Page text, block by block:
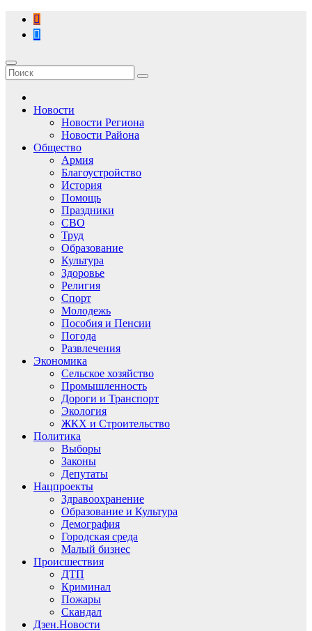
Перейти
содержимому
Новости
Новости Региона
Новости Района
Общество
Армия
Благоустройство
История
Помощь
Праздники
СВО
Труд
Образование
Культура
Здоровье
Религия
Спорт
Молодежь
Пособия и Пенсии
Погода
Развлечения
Экономика
Сельское хозяйство
Промышленность
Дороги и Транспорт
Экология
ЖКХ и Строительство
Политика
Выборы
Законы
Депутаты
Нацпроекты
Здравоохранение
Образование и Культура
Демография
Городская среда
Малый бизнес
Происшествия
ДТП
Криминал
Пожары
Скандал
Дзен.Новости